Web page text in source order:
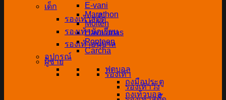
E-vani
Marathon
Molten
Havaianas
Popteen
Carcha
ผู้ชาย
รองเท้า
รองเท้าวิ่ง
เด็ก
รองเท้าสตั๊ด
รองเท้านักเรียน
รองเท้าอนุบาล
อุปกรณ์
ฟุตบอล
ถุงมือประตู
ถุงเท้าบอล